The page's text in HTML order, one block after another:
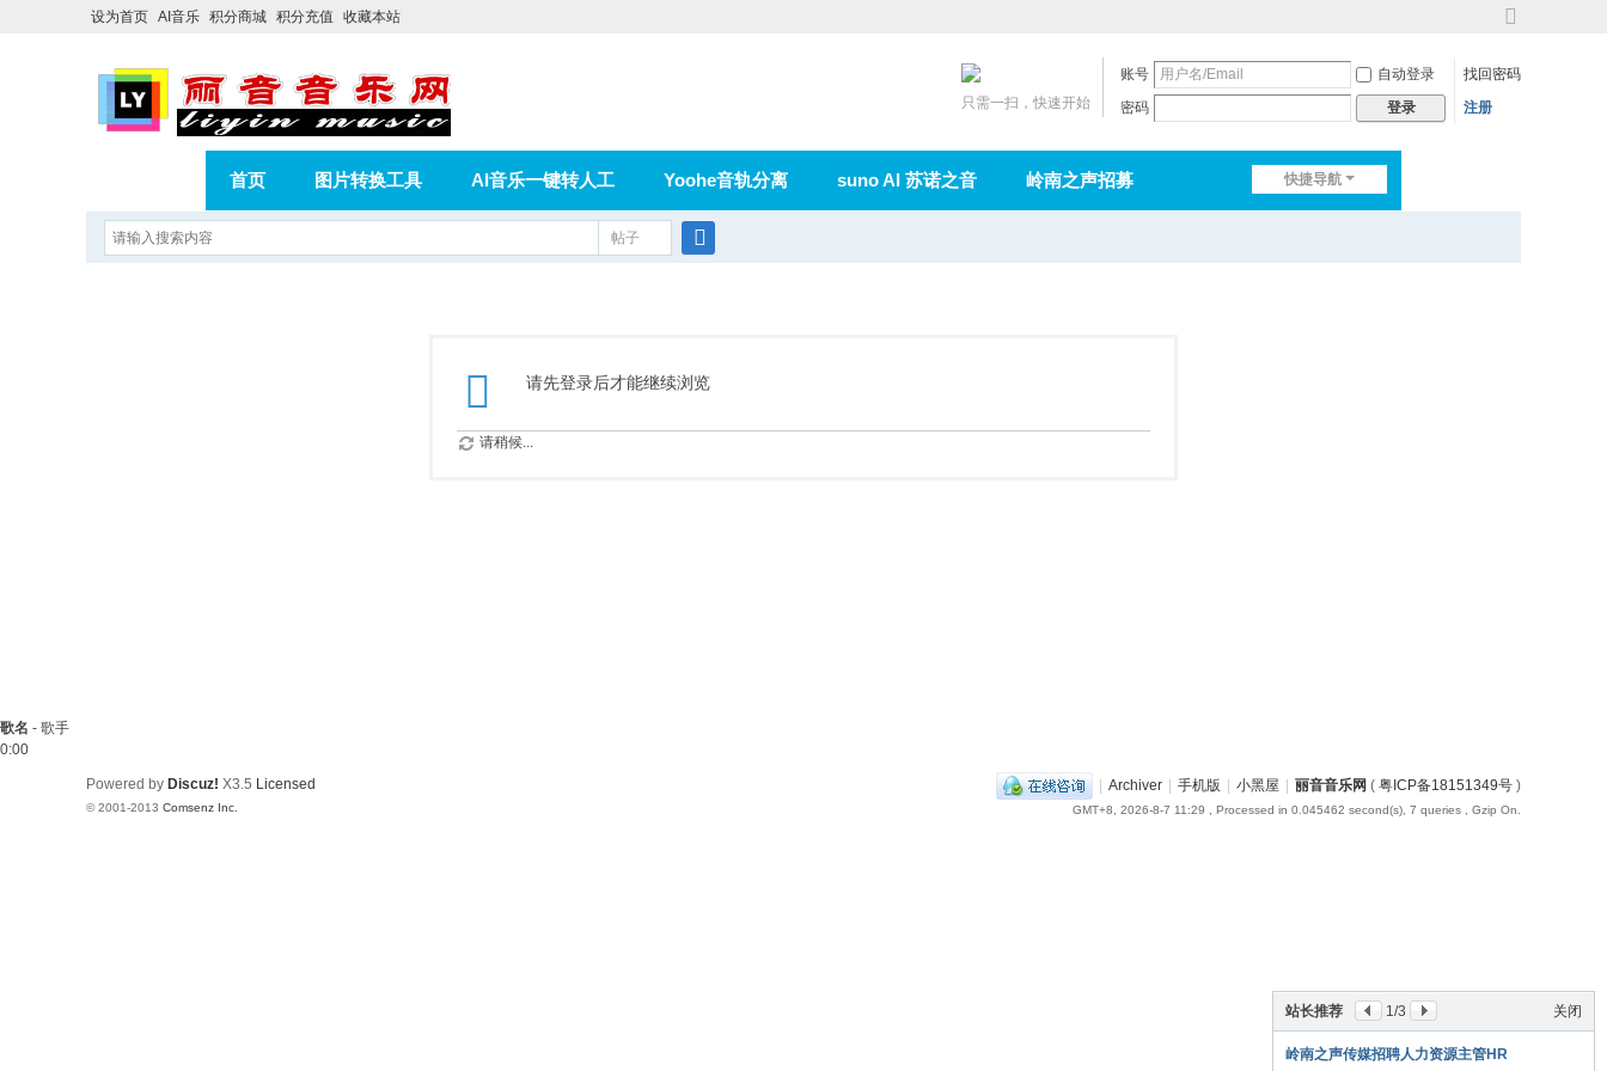
设为首页 AI音乐 积分商城 积分充值 收藏本站
到
账号 自动登录
找回密码
密码
登录 注册
只需一扫，快速开始
快捷导航
首页 图片转换工具 AI音乐一键转人工 Yoohe音轨分离 suno AI 苏诺之音 岭南之声招募
在线论坛
帖子
请先登录后才能继续浏览
请稍候...
关闭
站长推荐 1/3
岭南之声传媒招聘人力资源主管HR
歌名 - 歌手
0:00
| Archiver | 手机版 | 小黑屋 | 丽音音乐网 ( 粤ICP备18151349号 )
GMT+8, 2026-8-7 11:29 , Processed in 0.045462 second(s), 7 queries , Gzip On.
Powered by Discuz! X3.5 Licensed
© 2001-2013 Comsenz Inc.